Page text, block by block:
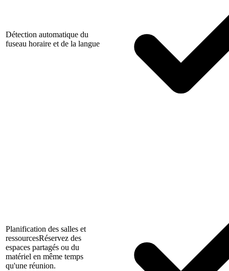
Détection automatique du
fuseau horaire et de la langue
Planification des salles et
ressourcesRéservez des
espaces partagés ou du
matériel en même temps
qu'une réunion.